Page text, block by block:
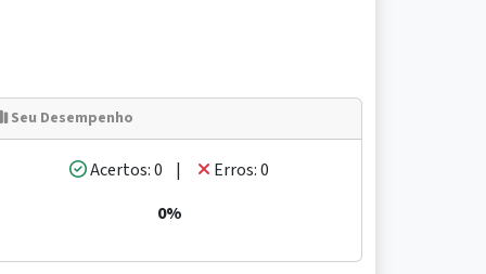
Seu Desempenho
Acertos: 0 |
Erros: 0
0%